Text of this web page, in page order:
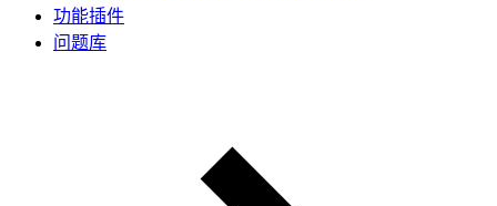
功能插件
问题库